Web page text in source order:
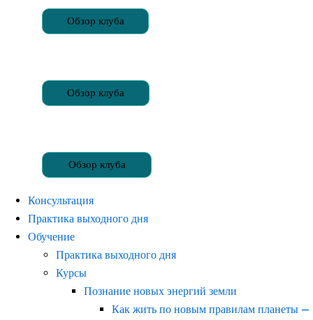
Обзор клуба
Обзор клуба
Обзор клуба
Консультация
Практика выходного дня
Обучение
Практика выходного дня
Курсы
Познание новых энергий земли
Как жить по новым правилам планеты —